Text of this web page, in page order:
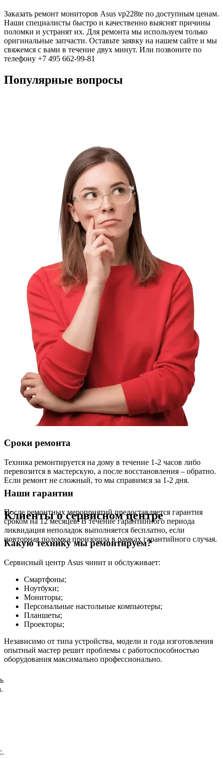
Заказать ремонт мониторов Asus vp228te по доступным ценам.
Наши специалисты быстро и качественно выяснят причины
поломки и устранят их. Для ремонта мы используем только
оригинальные запчасти. Оставьте заявку на нашем сайте и мы
свяжемся с вами в течение двух минут. Или позвоните по
телефону +7 495 662-99-81
Популярные вопросы
Сроки ремонта
Техника ремонтируется на дому в течение 1-2 часов либо
перевозится в мастерскую, а после восстановления – обратно.
Если ремонт не сложный, то мы справимся за 1-2 дня.
Наши гарантии
После ремонтных мероприятий предоставляется гарантия
сроком на 12 месяцев. В течение гарантийного периода
ликвидация неполадок выполняется бесплатно, если
повторная поломка произошла в рамках гарантийного случая.
Какую технику мы ремонтируем?
Сервисный центр Asus чинит и обслуживает:
Смартфоны;
Ноутбуки;
Мониторы;
Персональные настольные компьютеры;
Планшеты;
Проекторы;
Независимо от типа устройства, модели и года изготовления
опытный мастер решит проблемы с работоспособностью
оборудования максимально профессионально.
Клиенты о сервисном центре